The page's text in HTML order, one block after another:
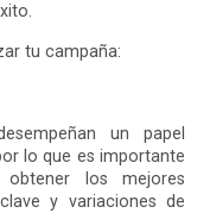
tu campaña:
un papel
lo que es importante
los mejores
y variaciones de